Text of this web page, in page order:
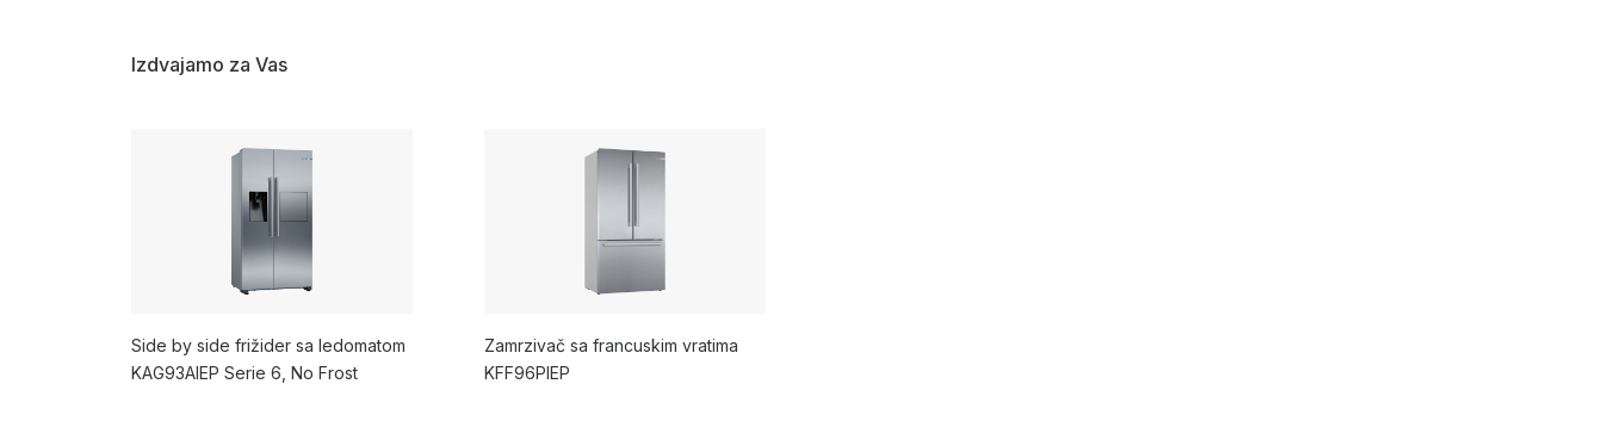
Izdvajamo za Vas
Side by side frižider sa ledomatom
KAG93AIEP Serie 6, No Frost
Zamrzivač sa francuskim vratima
KFF96PIEP